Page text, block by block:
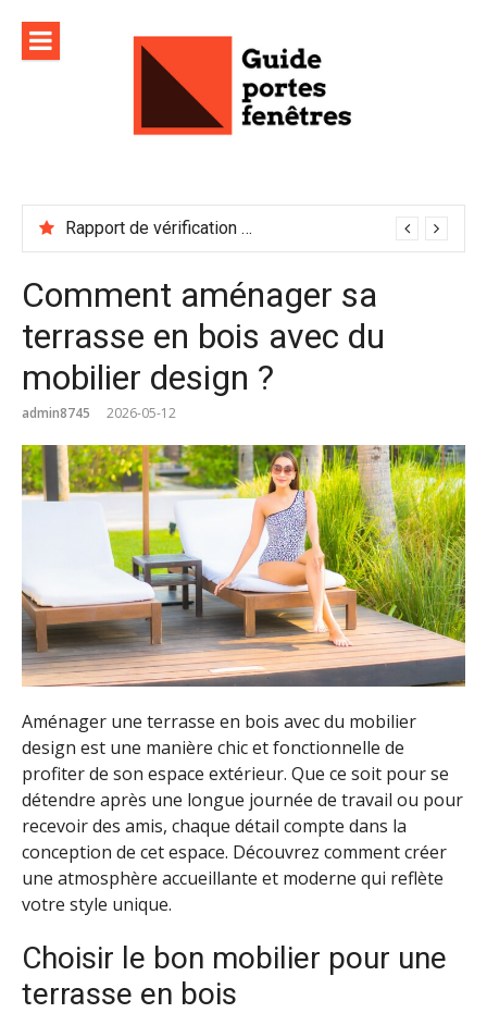
contenu
Rapport de vérification sécurité : à conserver précieusement
Comment aménager sa
terrasse en bois avec du
mobilier design ?
admin8745 2026-05-12
Aménager une terrasse en bois avec du mobilier
design est une manière chic et fonctionnelle de
profiter de son espace extérieur. Que ce soit pour se
détendre après une longue journée de travail ou pour
recevoir des amis, chaque détail compte dans la
conception de cet espace. Découvrez comment créer
une atmosphère accueillante et moderne qui reflète
votre style unique.
Choisir le bon mobilier pour une
terrasse en bois